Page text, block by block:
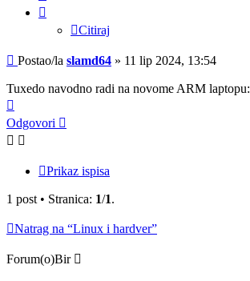
Citiraj
Post
Postao/la slamd64 » 11 lip 2024, 13:54
Tuxedo navodno radi na novome ARM laptopu:
Odgovori
Prikaz ispisa
1 post • Stranica: 1/1.
Natrag na “Linux i hardver”
Forum(o)Bir